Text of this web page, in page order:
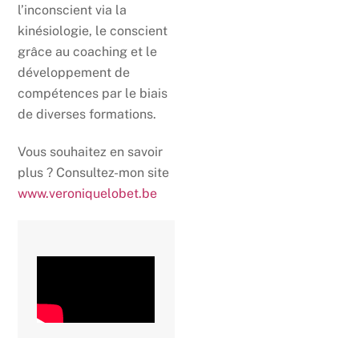
l’inconscient via la
kinésiologie, le conscient
grâce au coaching et le
développement de
compétences par le biais
de diverses formations.
Vous souhaitez en savoir
plus ? Consultez-mon site
www.veroniquelobet.be